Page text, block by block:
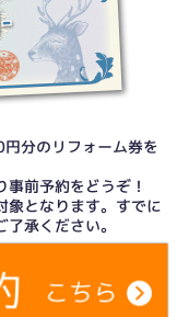
分のリフォーム券を
前予約をどうぞ！
となります。すでに
承ください。